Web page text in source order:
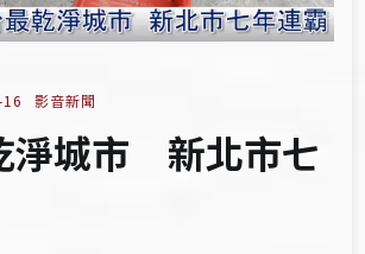
影音新聞
淨城市 新北市七